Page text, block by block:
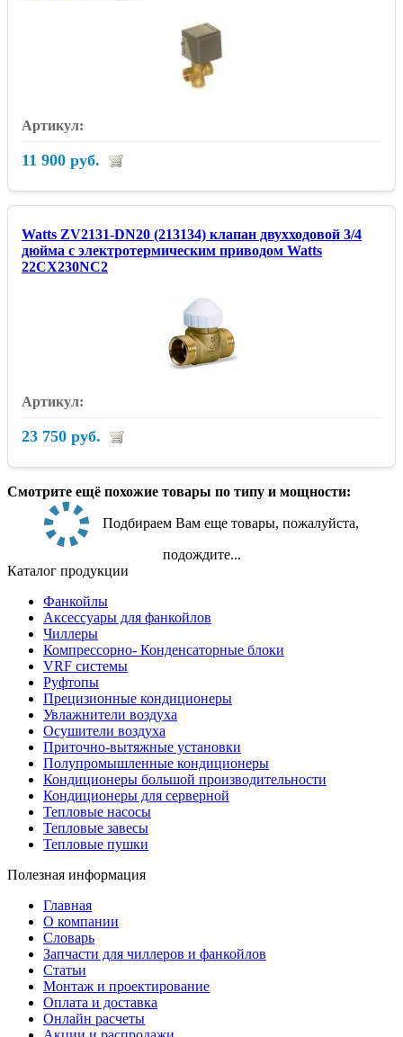
11 900 руб.
Watts ZV2131-DN20 (213134) клапан двухходовой 3/4
дюйма с электротермическим приводом Watts
22CX230NC2
23 750 руб.
Смотрите ещё похожие товары по типу и мощности:
Подбираем Вам еще товары, пожалуйста,
подождите...
Каталог продукции
Фанкойлы
Аксессуары для фанкойлов
Чиллеры
Компрессорно- Конденсаторные блоки
VRF системы
Руфтопы
Прецизионные кондиционеры
Увлажнители воздуха
Осушители воздуха
Приточно-вытяжные установки
Полупромышленные кондиционеры
Кондиционеры большой производительности
Кондиционеры для серверной
Тепловые насосы
Тепловые завесы
Тепловые пушки
Полезная информация
Главная
О компании
Словарь
Запчасти для чиллеров и фанкойлов
Статьи
Монтаж и проектирование
Оплата и доставка
Онлайн расчеты